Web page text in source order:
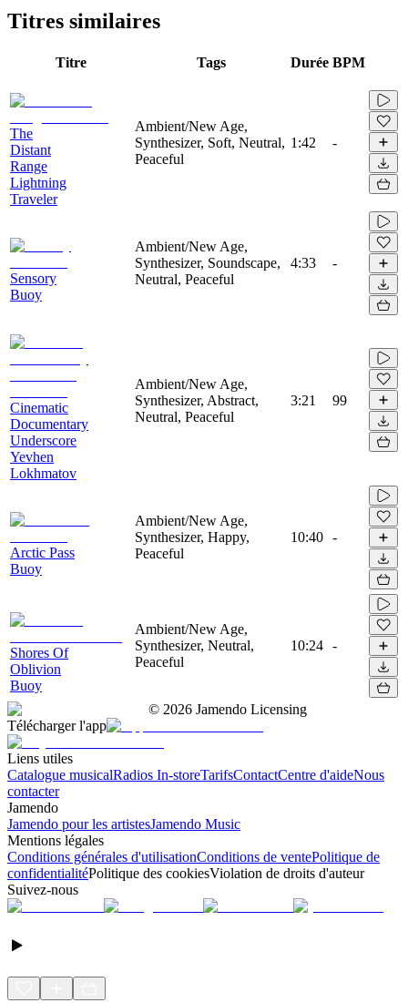
Titres similaires
Titre Tags Durée BPM
The
Distant
Range
Lightning
Traveler
Ambient/New Age,
Synthesizer, Soft, Neutral,
Peaceful
1:42 -
Sensory
Buoy
Ambient/New Age,
Synthesizer, Soundscape,
Neutral, Peaceful
4:33 -
Cinematic
Documentary
Underscore
Yevhen
Lokhmatov
Ambient/New Age,
Synthesizer, Abstract,
Neutral, Peaceful
3:21 99
Arctic Pass
Buoy
Ambient/New Age,
Synthesizer, Happy,
Peaceful
10:40 -
Shores Of
Oblivion
Buoy
Ambient/New Age,
Synthesizer, Neutral,
Peaceful
10:24 -
© 2026 Jamendo Licensing
Télécharger l'app
Liens utiles
Catalogue musicalRadios In-storeTarifsContactCentre d'aideNous
contacter
Jamendo
Jamendo pour les artistesJamendo Music
Mentions légales
Conditions générales d'utilisationConditions de ventePolitique de
confidentialitéPolitique des cookiesViolation de droits d'auteur
Suivez-nous